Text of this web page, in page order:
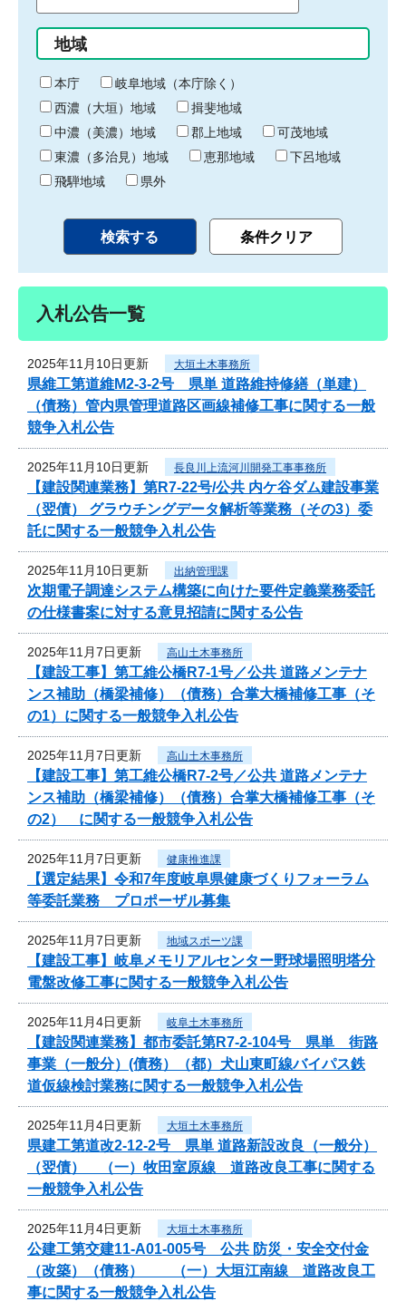
始
り
間
終
わ
り
地域
本庁
岐阜地域（本庁除く）
西濃（大垣）地域
揖斐地域
中濃（美濃）地域
郡上地域
可茂地域
東濃（多治見）地域
恵那地域
下呂地域
飛騨地域
県外
入札公告一覧
2025年11月10日更新 大垣土木事務所
県維工第道維M2-3-2号 県単 道路維持修繕（単建）
（債務）管内県管理道路区画線補修工事に関する一般
競争入札公告
2025年11月10日更新 長良川上流河川開発工事事務所
【建設関連業務】第R7-22号/公共 内ケ谷ダム建設事業
（翌債） グラウチングデータ解析等業務（その3）委
託に関する一般競争入札公告
2025年11月10日更新 出納管理課
次期電子調達システム構築に向けた要件定義業務委託
の仕様書案に対する意見招請に関する公告
2025年11月7日更新 高山土木事務所
【建設工事】第工維公橋R7-1号／公共 道路メンテナ
ンス補助（橋梁補修）（債務）合掌大橋補修工事（そ
の1）に関する一般競争入札公告
2025年11月7日更新 高山土木事務所
【建設工事】第工維公橋R7-2号／公共 道路メンテナ
ンス補助（橋梁補修）（債務）合掌大橋補修工事（そ
の2） に関する一般競争入札公告
2025年11月7日更新 健康推進課
【選定結果】令和7年度岐阜県健康づくりフォーラム
等委託業務 プロポーザル募集
2025年11月7日更新 地域スポーツ課
【建設工事】岐阜メモリアルセンター野球場照明塔分
電盤改修工事に関する一般競争入札公告
2025年11月4日更新 岐阜土木事務所
【建設関連業務】都市委託第R7-2-104号 県単 街路
事業（一般分）(債務）（都）犬山東町線バイパス鉄
道仮線検討業務に関する一般競争入札公告
2025年11月4日更新 大垣土木事務所
県建工第道改2-12-2号 県単 道路新設改良（一般分）
（翌債） （一）牧田室原線 道路改良工事に関する
一般競争入札公告
2025年11月4日更新 大垣土木事務所
公建工第交建11-A01-005号 公共 防災・安全交付金
（改築）（債務） （一）大垣江南線 道路改良工
事に関する一般競争入札公告